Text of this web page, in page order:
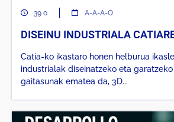
39 o A-A-A-O
DISEINU INDUSTRIALA
Catia-ko ikastaro honen helburua
industrialak diseinatzeko eta
gaitasunak ematea da, 3D...